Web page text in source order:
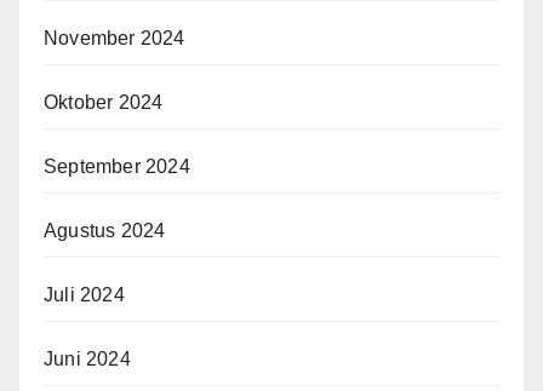
November 2024
Oktober 2024
September 2024
Agustus 2024
Juli 2024
Juni 2024